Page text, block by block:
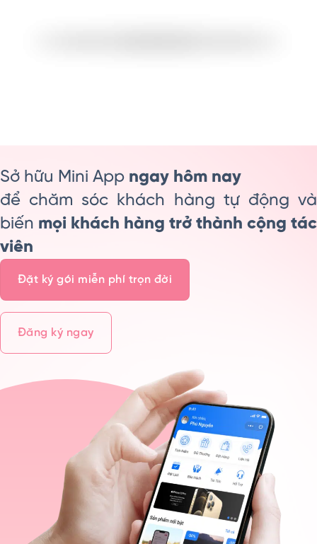
Sở hữu Mini App ngay hôm nay
để chăm sóc khách hàng tự động và
biến mọi khách hàng trở thành cộng tác
viên
Đặt ký gói miễn phí trọn đời
Đăng ký ngay